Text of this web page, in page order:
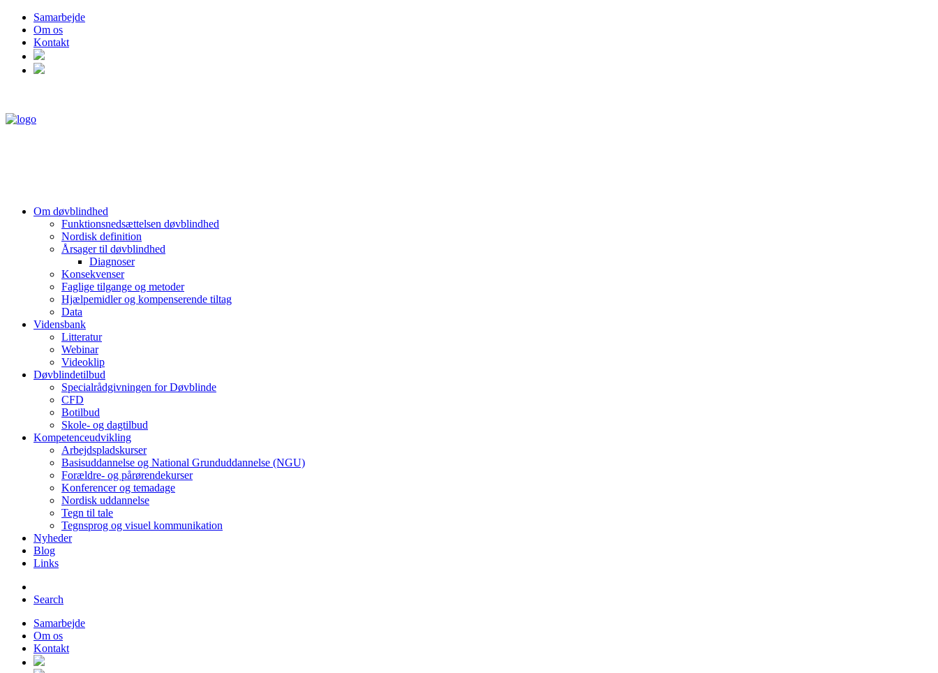
Samarbejde
Om os
Kontakt
Om døvblindhed
Funktionsnedsættelsen døvblindhed
Nordisk definition
Årsager til døvblindhed
Diagnoser
Konsekvenser
Faglige tilgange og metoder
Hjælpemidler og kompenserende tiltag
Data
Vidensbank
Litteratur
Webinar
Videoklip
Døvblindetilbud
Specialrådgivningen for Døvblinde
CFD
Botilbud
Skole- og dagtilbud
Kompetenceudvikling
Arbejdspladskurser
Basisuddannelse og National Grunduddannelse (NGU)
Forældre- og pårørendekurser
Konferencer og temadage
Nordisk uddannelse
Tegn til tale
Tegnsprog og visuel kommunikation
Nyheder
Blog
Links
Search
Samarbejde
Om os
Kontakt